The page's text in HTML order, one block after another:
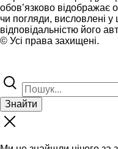
обов’язково відображає
чи погляди, висловлені
відповідальністю його
© Усі права захищені.
Знайти